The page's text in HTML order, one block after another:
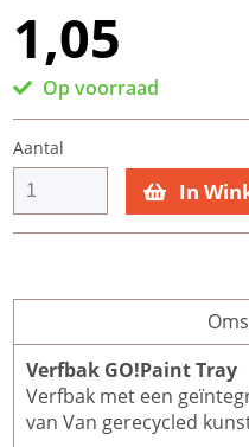
1,05
Op voorraad
Aantal
In
Verfbak GO!Paint Tray
Verfbak met een
van Van gerecycled